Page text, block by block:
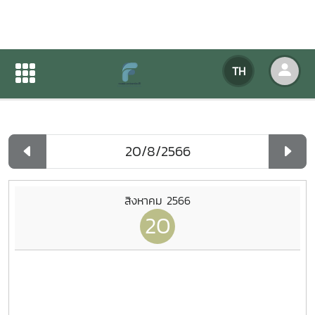
TH
ปฏิทินกิจกรรมของหน่วยงาน
ปฏิทินกิจกรรมของหน่วยงาน
สิงหาคม 2566
20